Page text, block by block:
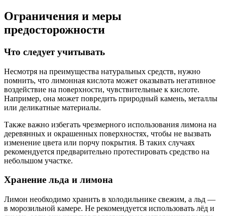
Ограничения и меры
предосторожности
Что следует учитывать
Несмотря на преимущества натуральных средств, нужно
помнить, что лимонная кислота может оказывать негативное
воздействие на поверхности, чувствительные к кислоте.
Например, она может повредить природный камень, металлы
или деликатные материалы.
Также важно избегать чрезмерного использования лимона на
деревянных и окрашенных поверхностях, чтобы не вызвать
изменение цвета или порчу покрытия. В таких случаях
рекомендуется предварительно протестировать средство на
небольшом участке.
Хранение льда и лимона
Лимон необходимо хранить в холодильнике свежим, а льд —
в морозильной камере. Не рекомендуется использовать лёд и